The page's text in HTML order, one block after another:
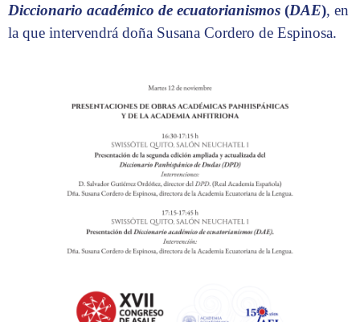
Diccionario académico de ecuatorianismos (DAE), en
la que intervendrá doña Susana Cordero de Espinosa.